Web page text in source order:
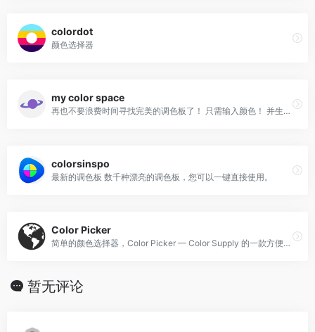
colordot
颜色选择器
my color space
再也不要浪费时间寻找完美的调色板了！ 只需输入颜色！ 并生成漂亮的调色板
colorsinspo
最新的调色板 数千种漂亮的调色板，您可以一键直接使用。
Color Picker
简单的颜色选择器，Color Picker — Color Supply 的一款方便的设计工具。
暂无评论